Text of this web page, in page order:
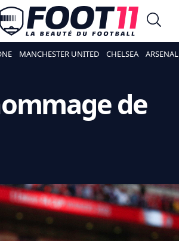
MANCHESTER UNITED CHELSEA ARSENAL
de